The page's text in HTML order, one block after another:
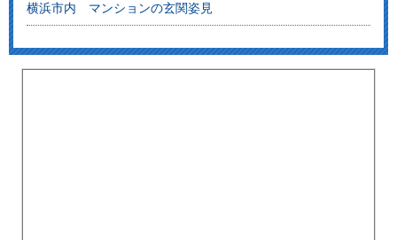
横浜市内 マンションの玄関姿見